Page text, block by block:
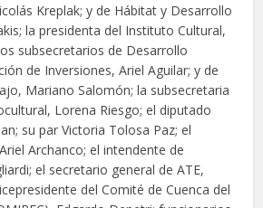
Kreplak; y de Hábitat y Desarrollo
la presidenta del Instituto Cultural,
subsecretarios de Desarrollo
de Inversiones, Ariel Aguilar; y de
Mariano Salomón; la subsecretaria
Lorena Riesgo; el diputado
su par Victoria Tolosa Paz; el
Archanco; el intendente de
el secretario general de ATE,
del Comité de Cuenca del